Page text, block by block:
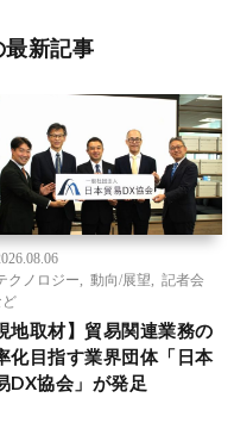
最新記事
クノロジー
動向/展望
記者会
ど
地取材】貿易関連業務の
化目指す業界団体「日本
DX協会」が発足